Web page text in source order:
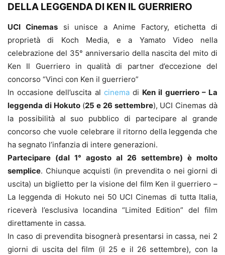
DELLA LEGGENDA DI KEN IL GUERRIERO
UCI Cinemassi unisce a Anime Factory, etichetta di
proprietà di Koch Media, e a Yamato Video nella
celebrazione del 35° anniversario della nascita del mito di
Ken Il Guerriero in qualità di partner d’eccezione del
concorso “Vinci con Ken il guerriero”
In occasione dell’uscita al cinemadi Ken il guerriero – La
leggenda di Hokuto(25 e 26 settembre), UCI Cinemas dà
la possibilità al suo pubblico di partecipare al grande
concorso che vuole celebrare il ritorno della leggenda che
ha segnato l’infanzia di intere generazioni.
Partecipare (dal 1° agosto al 26 settembre) è molto
semplice. Chiunque acquisti (in prevendita o nei giorni di
uscita) un biglietto per la visione del film Ken il guerriero –
La leggenda di Hokuto nei 50 UCI Cinemas di tutta Italia,
riceverà l’esclusiva locandina “Limited Edition” del film
direttamente in cassa.
In caso di prevendita bisognerà presentarsi in cassa, nei 2
giorni di uscita del film (il 25 e il 26 settembre), con la